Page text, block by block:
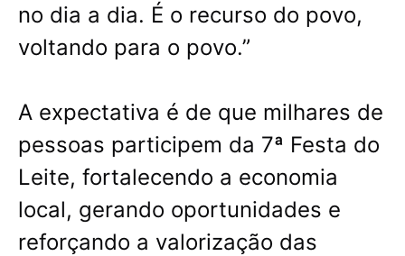
no dia a dia. É o recurso do povo,
voltando para o povo.”
A expectativa é de que milhares de
pessoas participem da 7ª Festa do
Leite, fortalecendo a economia
local, gerando oportunidades e
reforçando a valorização das